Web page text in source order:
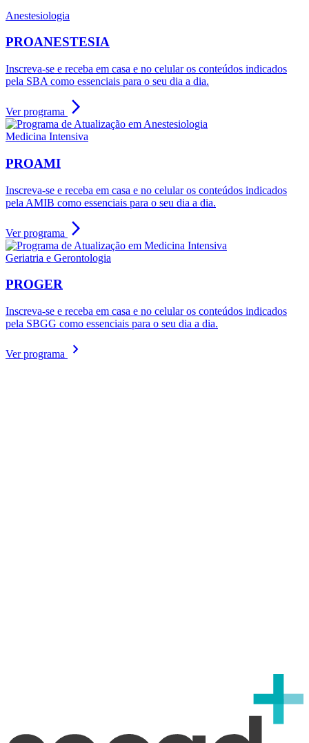
Anestesiologia
PROANESTESIA
Inscreva-se e receba em casa e no celular os conteúdos indicados
pela SBA como essenciais para o seu dia a dia.
Ver programa arrow_forward_ios
Medicina Intensiva
PROAMI
Inscreva-se e receba em casa e no celular os conteúdos indicados
pela AMIB como essenciais para o seu dia a dia.
Ver programa arrow_forward_ios
Geriatria e Gerontologia
PROGER
Inscreva-se e receba em casa e no celular os conteúdos indicados
pela SBGG como essenciais para o seu dia a dia.
Ver programa chevron_right